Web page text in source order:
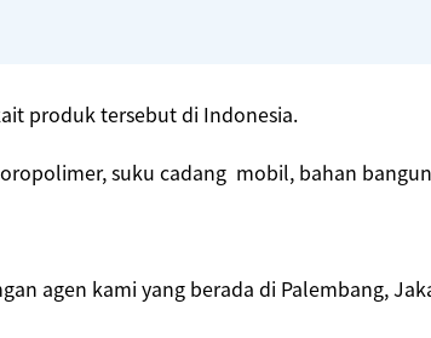
produk tersebut di Indonesia.
suku cadang mobil, bahan
agen kami yang berada di Palembang,